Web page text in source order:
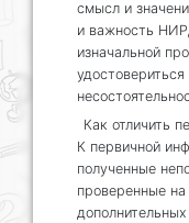
смысл и
и важность
изначальной
Как отличить
К первичной
полученные
проверенные